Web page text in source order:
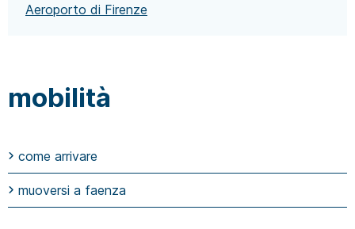
mobilità
come arrivare
muoversi a faenza
Aeroporto di Firenze